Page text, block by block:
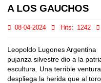
A LOS GAUCHOS
08-04-2024 Hits: 1242
Leopoldo Lugones
pujanza silvestre dio a la
escultura. Una terrible
despliega la herida que al